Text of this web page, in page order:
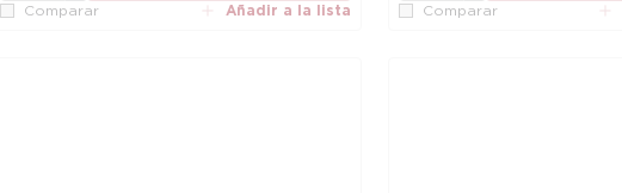
Comparar Añadir a la lista Comparar